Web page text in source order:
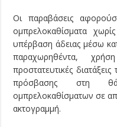
Οι παραβάσεις
ομπρελοκαθίσματα
υπέρβαση άδειας μέσω
παραχωρηθέντα,
προστατευτικές
πρόσβασης στη
ομπρελοκαθίσματων σε
ακτογραμμή.